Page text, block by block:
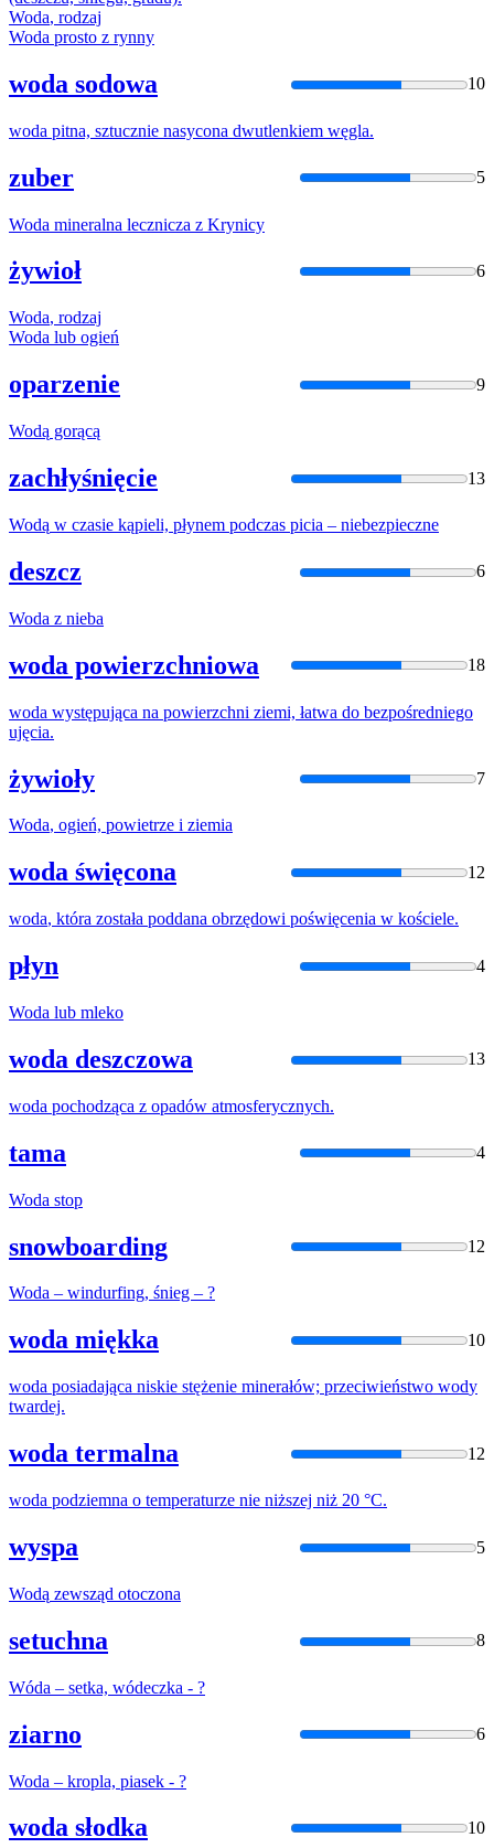
Woda, rodzaj
Woda prosto z rynny
woda sodowa 10
woda pitna, sztucznie nasycona dwutlenkiem węgla.
zuber 5
Woda mineralna lecznicza z Krynicy
żywioł 6
Woda, rodzaj
Woda lub ogień
oparzenie 9
Wodą gorącą
zachłyśnięcie 13
Wodą w czasie kąpieli, płynem podczas picia – niebezpieczne
deszcz 6
Woda z nieba
woda powierzchniowa 18
woda występująca na powierzchni ziemi, łatwa do bezpośredniego
ujęcia.
żywioły 7
Woda, ogień, powietrze i ziemia
woda święcona 12
woda, która została poddana obrzędowi poświęcenia w kościele.
płyn 4
Woda lub mleko
woda deszczowa 13
woda pochodząca z opadów atmosferycznych.
tama 4
Woda stop
snowboarding 12
Woda – windurfing, śnieg – ?
woda miękka 10
woda posiadająca niskie stężenie minerałów; przeciwieństwo wody
twardej.
woda termalna 12
woda podziemna o temperaturze nie niższej niż 20 °C.
wyspa 5
Wodą zewsząd otoczona
setuchna 8
Wóda – setka, wódeczka - ?
ziarno 6
Woda – kropla, piasek - ?
woda słodka 10